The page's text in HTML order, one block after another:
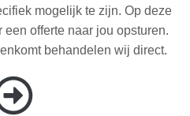
mogelijk te zijn. Op deze
offerte naar jou opsturen.
behandelen wij direct.